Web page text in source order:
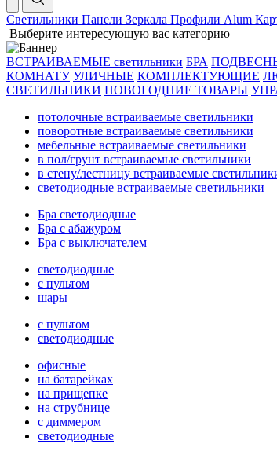
Светильники Панели Зеркала Профили Alum
Выберите интересующую вас категорию
ВСТРАИВАЕМЫЕ светильники БРА
КОМНАТУ УЛИЧНЫЕ КОМПЛЕКТУЮЩИЕ
СВЕТИЛЬНИКИ НОВОГОДНИЕ ТОВАРЫ
потолочные встраиваемые светильники
поворотные встраиваемые светильники
мебельные встраиваемые светильники
в пол/грунт встраиваемые светильники
в стену/лестницу встраиваемые
светодиодные встраиваемые светильники
Бра светодиодные
Бра с абажуром
Бра с выключателем
светодиодные
с пультом
шары
с пультом
светодиодные
офисные
на батарейках
на прищепке
на струбнице
с диммером
светодиодные